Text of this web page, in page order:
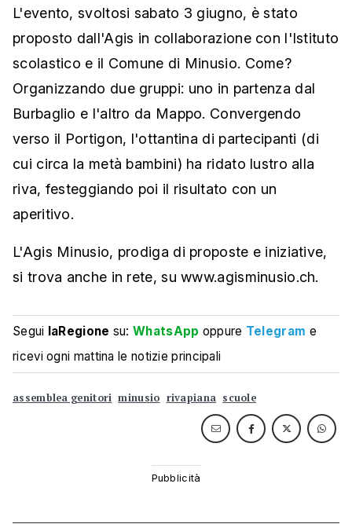
L'evento, svoltosi sabato 3 giugno, è stato
proposto dall'Agis in collaborazione con l'Istituto
scolastico e il Comune di Minusio. Come?
Organizzando due gruppi: uno in partenza dal
Burbaglio e l'altro da Mappo. Convergendo
verso il Portigon, l'ottantina di partecipanti (di
cui circa la metà bambini) ha ridato lustro alla
riva, festeggiando poi il risultato con un
aperitivo.
L'Agis Minusio, prodiga di proposte e iniziative,
si trova anche in rete, su www.agisminusio.ch.
Segui laRegione su:WhatsApp oppure Telegram e
ricevi ogni mattina le notizie principali
assemblea genitori minusio rivapiana scuole